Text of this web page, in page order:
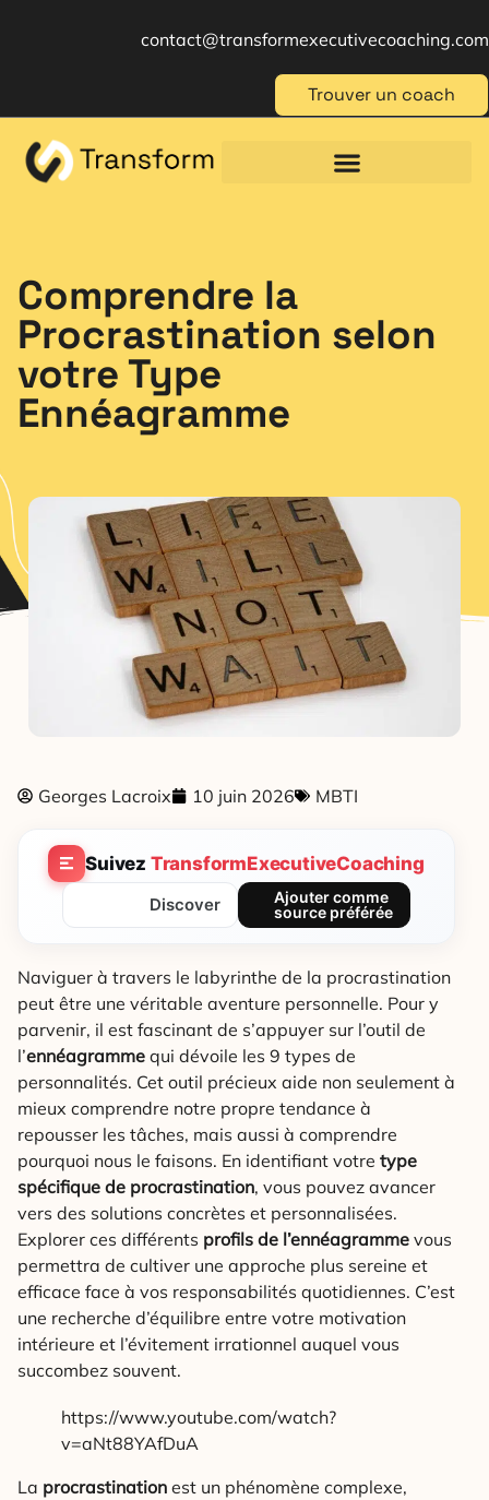
contact@transformexecutivecoaching.com
Trouver un coach
Comprendre la
Procrastination selon
votre Type
Ennéagramme
Georges Lacroix 10 juin 2026 MBTI
Suivez TransformExecutiveCoaching
Discover
Ajouter comme
source préférée
Naviguer à travers le labyrinthe de la procrastination
peut être une véritable aventure personnelle. Pour y
parvenir, il est fascinant de s’appuyer sur l’outil de
l’ennéagramme qui dévoile les 9 types de
personnalités. Cet outil précieux aide non seulement à
mieux comprendre notre propre tendance à
repousser les tâches, mais aussi à comprendre
pourquoi nous le faisons. En identifiant votre type
spécifique de procrastination, vous pouvez avancer
vers des solutions concrètes et personnalisées.
Explorer ces différents profils de l’ennéagramme vous
permettra de cultiver une approche plus sereine et
efficace face à vos responsabilités quotidiennes. C’est
une recherche d’équilibre entre votre motivation
intérieure et l’évitement irrationnel auquel vous
succombez souvent.
https://www.youtube.com/watch?
v=aNt88YAfDuA
La procrastination est un phénomène complexe,